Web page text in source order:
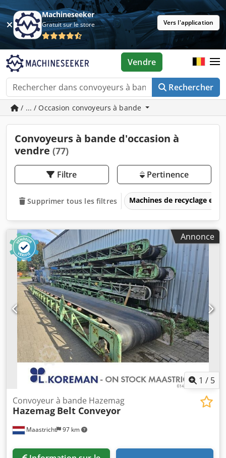
Machineseeker
Gratuit sur le store Vers l'application
Rechercher
Vendre
/ ... / Occasion convoyeurs à bande
Convoyeurs à bande d'occasion à
vendre (77)
Filtre Pertinence
Supprimer tous les filtres Machines de recyclage et
Annonce
1 / 5
Maastricht 97 km
Convoyeur à bande Hazemag
Hazemag Belt Conveyor